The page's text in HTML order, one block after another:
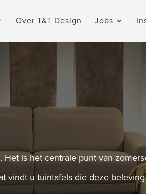
Over T&T Design Jobs
is het centrale punt van
vindt u tuintafels die deze